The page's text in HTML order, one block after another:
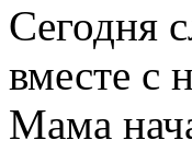
Сегодня
вместе с
Мама